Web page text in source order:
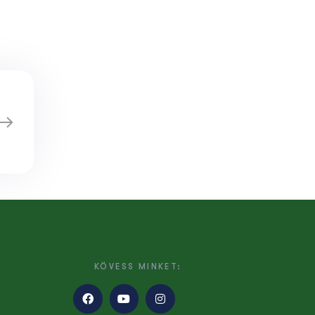
KÖVESS MINKET: